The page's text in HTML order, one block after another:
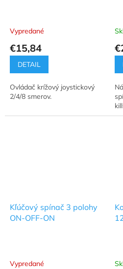
Vypredané
€15,84
DETAIL
Ovládač krížový joystickový
2/4/8 smerov.
Kľúčový spínač 3 polohy
ON-OFF-ON
Vypredané